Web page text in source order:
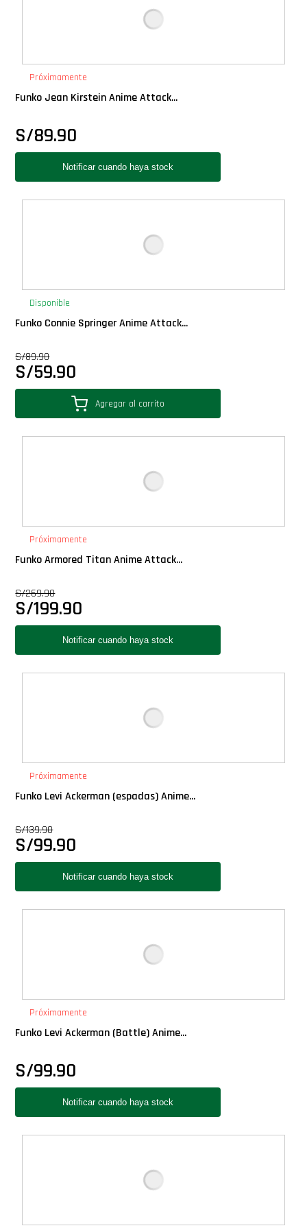
Próximamente
Funko Jean Kirstein Anime Attack...
S/89.90
Disponible
Funko Connie Springer Anime Attack...
S/89.90
S/59.90
Agregar al carrito
Próximamente
Funko Armored Titan Anime Attack...
S/269.90
S/199.90
Próximamente
Funko Levi Ackerman (espadas) Anime...
S/139.90
S/99.90
Próximamente
Funko Levi Ackerman (Battle) Anime...
S/99.90